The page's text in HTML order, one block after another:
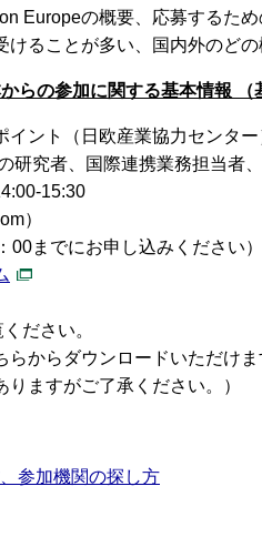
Europeの概要、応募するた
ることが多い、国内外のど
らの参加に関する基本情報 （
ント（日欧産業協力センター
研究者、国際連携業務担当者
15:30
）
までにお申し込みください）
ださい。
からダウンロードいただけま
りますがご了承ください。）
参加機関の探し方